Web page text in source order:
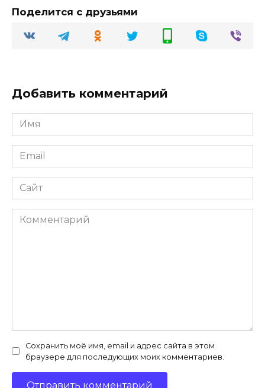
Поделится с друзьями
Добавить комментарий
Имя
Email
Сайт
Комментарий
Сохранить моё имя, email и адрес сайта в этом
браузере для последующих моих комментариев.